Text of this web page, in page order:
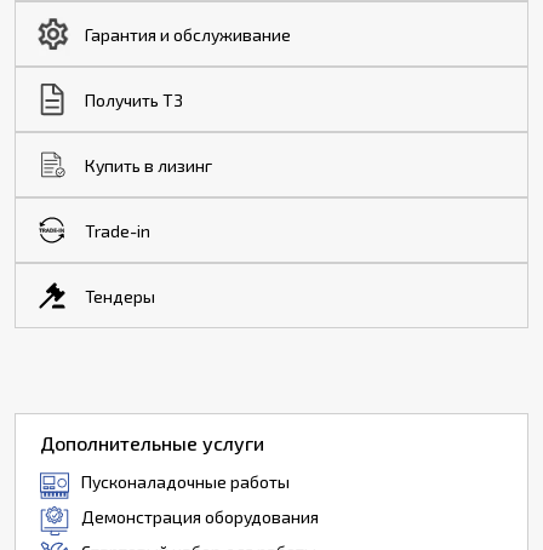
Гарантия и обслуживание
Получить ТЗ
Купить в лизинг
Trade-in
Тендеры
Дополнительные услуги
Пусконаладочные работы
Демонстрация оборудования